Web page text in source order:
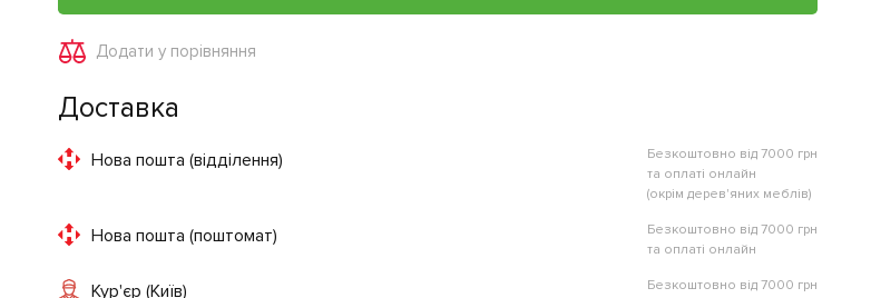
Додати у порівняння
Доставка
Нова пошта (відділення)
Безкоштовно від 7000 грн
та оплаті онлайн
(окрім дерев'яних меблів)
Нова пошта (поштомат)
Безкоштовно від 7000 грн
та оплаті онлайн
Кур'єр (Київ) Безкоштовно від 7000 грн